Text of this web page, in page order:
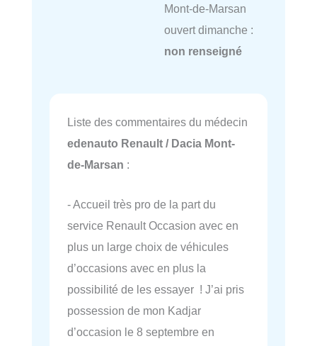
Mont-de-Marsan
ouvert dimanche :
non renseigné
Liste des commentaires du médecin
edenauto Renault / Dacia Mont-
de-Marsan :
- Accueil très pro de la part du
service Renault Occasion avec en
plus un large choix de véhicules
d’occasions avec en plus la
possibilité de les essayer ! J’ai pris
possession de mon Kadjar
d’occasion le 8 septembre en